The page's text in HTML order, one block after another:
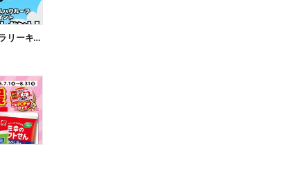
アイス・冷凍食品 スタンプラリーキャンペーン